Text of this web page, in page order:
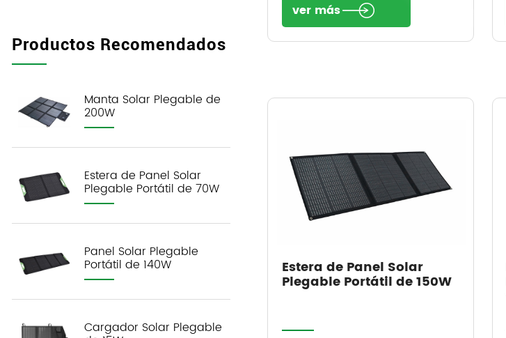
Productos Recomendados
Manta Solar Plegable de
200W
Estera de Panel Solar
Plegable Portátil de 70W
Panel Solar Plegable
Portátil de 140W
Cargador Solar Plegable
ver más
Estera de Panel Solar
Plegable Portátil de 150W